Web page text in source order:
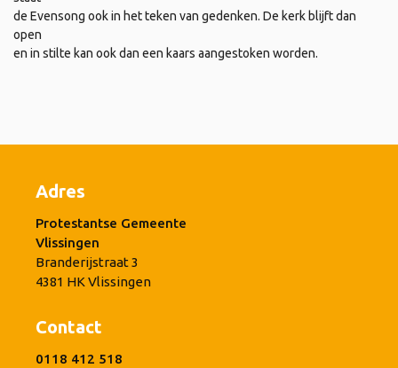
de Evensong ook in het teken van gedenken. De kerk blijft dan
open
en in stilte kan ook dan een kaars aangestoken worden.
Adres
Protestantse Gemeente
Vlissingen
Branderijstraat 3
4381 HK Vlissingen
Contact
0118 412 518